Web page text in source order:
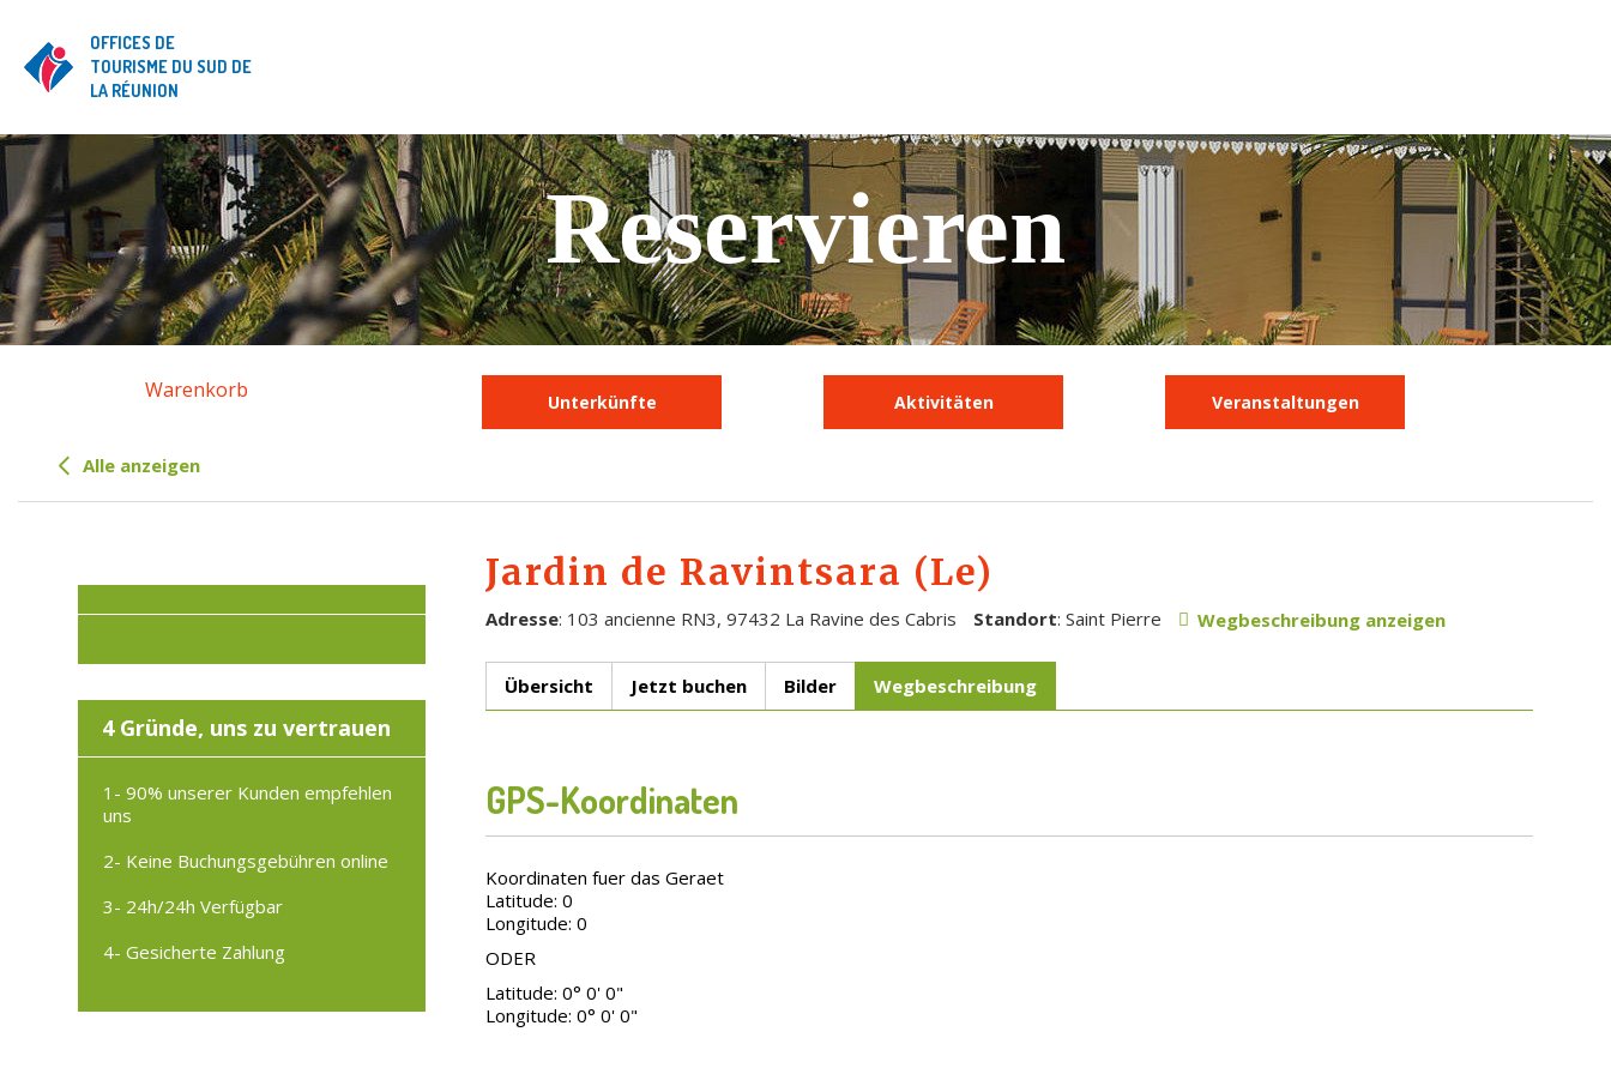
OFFICES DE
TOURISME DU SUD DE
LA RÉUNION
Reservieren
Warenkorb Unterkünfte Aktivitäten Veranstaltungen
Alle anzeigen
Jardin de Ravintsara (Le)
Adresse: 103 ancienne RN3, 97432 La Ravine des Cabris Standort: Saint Pierre Wegbeschreibung anzeigen
Übersicht Jetzt buchen Bilder Wegbeschreibung
GPS-Koordinaten
Koordinaten fuer das Geraet
Latitude: 0
Longitude: 0
ODER
Latitude: 0° 0' 0"
Longitude: 0° 0' 0"
4 Gründe, uns zu vertrauen
1- 90% unserer Kunden empfehlen
uns
2- Keine Buchungsgebühren online
3- 24h/24h Verfügbar
4- Gesicherte Zahlung